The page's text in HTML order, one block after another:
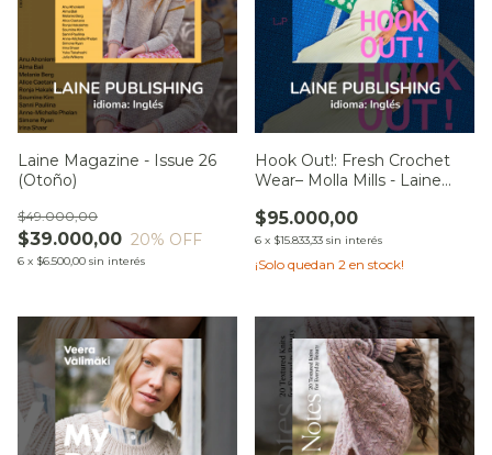
Laine Magazine - Issue 26
(Otoño)
$39.000,00
$49.000,00
20% OFF
6 x $6.500,00 sin interés
Hook Out!: Fresh Crochet
Wear– Molla Mills - Laine
$95.000,00
6 x $15.833,33 sin interés
¡Solo quedan 2 en stock!